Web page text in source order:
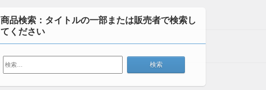
商品検索：タイトルの一部または販売者で検索し
てください
検
索: